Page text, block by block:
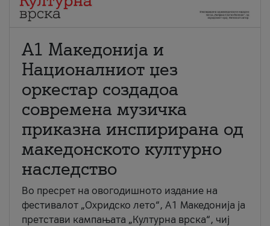
А1 Македонија и
Националниот џез
оркестар создадоа
современа музичка
приказна инспирирана од
македонското културно
наследство
Во пресрет на овогодишното издание на
фестивалот „Охридско лето“, А1 Македонија ја
претстави кампањата „Културна врска“, чиј